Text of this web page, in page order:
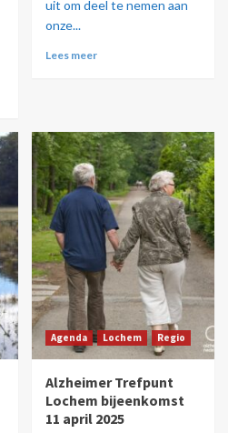
uit om deel te nemen aan
onze...
Lees meer
Agenda Lochem Regio
Alzheimer Trefpunt
Lochem bijeenkomst
11 april 2025